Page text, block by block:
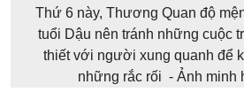
Thứ 6 này, Thương Quan độ
tuổi Dậu nên tránh những cuộc
thiết với người xung quanh để
những rắc rối - Ảnh minh